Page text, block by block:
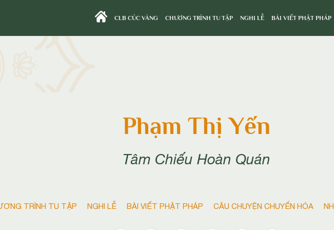
CLB CÚC VÀNG CHƯƠNG TRÌNH TU TẬP NGHI LỄ BÀI VIẾT PHẬT PHÁP
Phạm Thị Yến
Tâm Chiếu Hoàn Quán
TRÌNH TU TẬP NGHI LỄ BÀI VIẾT PHẬT PHÁP CÂU CHUYỆN CHUYỂN HÓA